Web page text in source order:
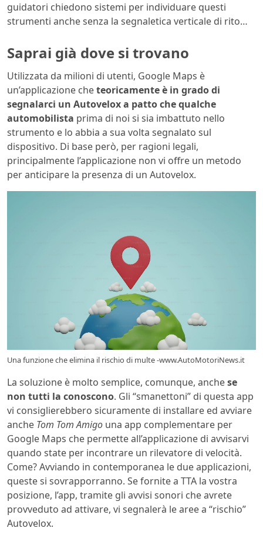
guidatori chiedono sistemi per individuare questi
strumenti anche senza la segnaletica verticale di rito…
Saprai già dove si trovano
Utilizzata da milioni di utenti, Google Maps è
un’applicazione cheteoricamente è in grado di
segnalarci un Autovelox a patto che qualche
automobilista prima di noi si sia imbattuto nello
strumento e lo abbia a sua volta segnalato sul
dispositivo. Di base però, per ragioni legali,
principalmente l’applicazione non vi offre un metodo
per anticipare la presenza di un Autovelox.
Una funzione che elimina il rischio di multe -www.AutoMotoriNews.it
La soluzione è molto semplice, comunque, anchese
non tutti la conoscono. Gli “smanettoni” di questa app
vi consiglierebbero sicuramente di installare ed avviare
anche Tom Tom Amigo una app complementare per
Google Maps che permette all’applicazione di avvisarvi
quando state per incontrare un rilevatore di velocità.
Come? Avviando in contemporanea le due applicazioni,
queste si sovrapporranno. Se fornite a TTA la vostra
posizione, l’app, tramite gli avvisi sonori che avrete
provveduto ad attivare, vi segnalerà le aree a “rischio”
Autovelox.